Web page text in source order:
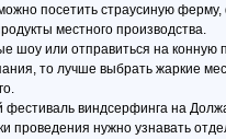
посетить страусиную
местного производства.
или отправиться на конную
то лучше выбрать жаркие
виндсерфинга на
проведения нужно узнавать